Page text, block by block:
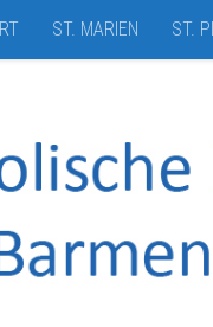
ST. MARIEN ST.